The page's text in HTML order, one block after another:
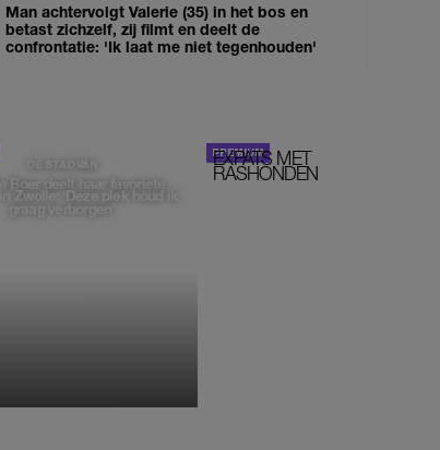
Man achtervolgt Valerie (35) in het bos en
betast zichzelf, zij filmt en deelt de
confrontatie: 'Ik laat me niet tegenhouden'
DE STAD VAN
Boer deelt haar favoriete
Zwolle: 'Deze plek houd ik
graag verborgen'
EXPATS MET
RASHONDEN